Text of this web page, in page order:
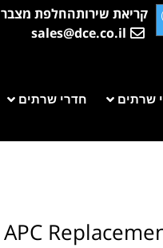
קריאת שירותהחלפת מצבר
sales@dce.co.il
שרתים חדרי שרתים
APC